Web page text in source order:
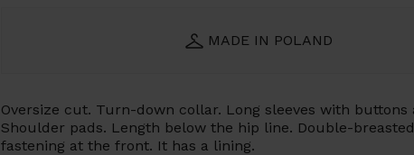
MADE IN POLAND
Oversize cut. Turn-down collar. Long sleeves with buttons
Shoulder pads. Length below the hip line. Double-
fastening at the front. It has a lining.